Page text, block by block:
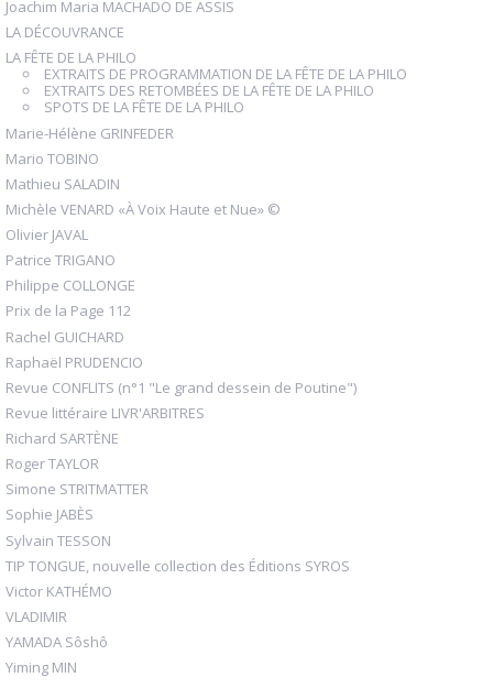
Joachim Maria MACHADO DE ASSIS
LA DÉCOUVRANCE
LA FÊTE DE LA PHILO
EXTRAITS DE PROGRAMMATION DE LA FÊTE DE LA PHILO
EXTRAITS DES RETOMBÉES DE LA FÊTE DE LA PHILO
SPOTS DE LA FÊTE DE LA PHILO
Marie-Hélène GRINFEDER
Mario TOBINO
Mathieu SALADIN
Michèle VENARD «À Voix Haute et Nue» ©
Olivier JAVAL
Patrice TRIGANO
Philippe COLLONGE
Prix de la Page 112
Rachel GUICHARD
Raphaël PRUDENCIO
Revue CONFLITS (n°1 "Le grand dessein de Poutine")
Revue littéraire LIVR'ARBITRES
Richard SARTÈNE
Roger TAYLOR
Simone STRITMATTER
Sophie JABÈS
Sylvain TESSON
TIP TONGUE, nouvelle collection des Éditions SYROS
Victor KATHÉMO
VLADIMIR
YAMADA Sôshô
Yiming MIN